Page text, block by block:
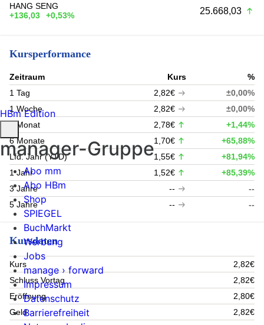
HANG SENG
+136,03
+0,53% 25.668,03
Kursperformance
Zeitraum Kurs
%
1 Tag
2,82€
±0,00%
1 Woche
2,82€
±0,00%
1 Monat
2,78€
+1,44%
6 Monate
1,70€
+65,88%
Lfd. Jahr (YTD)
1,55€
+81,94%
1 Jahr
1,52€
+85,39%
3 Jahre
--
--
5 Jahre
-- --
Kursdaten
Kurs
2,82€
Schluss Vortag
2,82€
Eröffnung
2,80€
Geld
2,82€
HBm Edition
manager-Gruppe
Abo mm
Abo HBm
Shop
SPIEGEL
BuchMarkt
Werbung
Jobs
manage › forward
Impressum
Datenschutz
Barrierefreiheit